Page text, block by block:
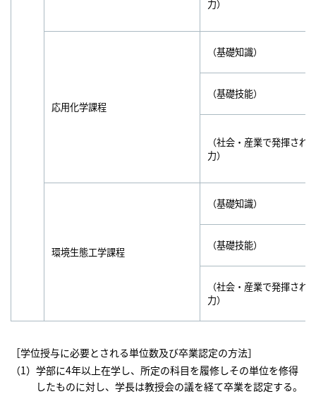
力）
応用化学課程
（基礎知識）
（基礎技能）
（社会・産業で発揮され
力）
環境生態工学課程
（基礎知識）
（基礎技能）
（社会・産業で発揮され
力）
［学位授与に必要とされる単位数及び卒業認定の方法］
学部に4年以上在学し、所定の科目を履修しその単位を修得
したものに対し、学長は教授会の議を経て卒業を認定する。